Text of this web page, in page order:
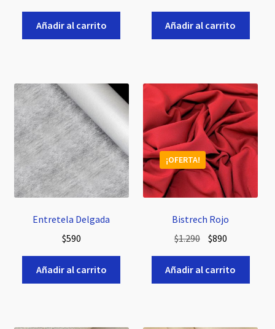
Añadir al carrito Añadir al carrito
Entretela Delgada
$590
Añadir al carrito
Bistrech Rojo
¡OFERTA!
$1.290 El
precio
original
era:
$890El
precio
actual
es:
Añadir al carrito